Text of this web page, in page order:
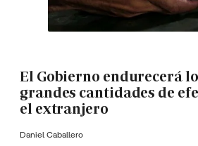
El Gobierno endurecerá
grandes cantidades de
el extranjero
Daniel Caballero